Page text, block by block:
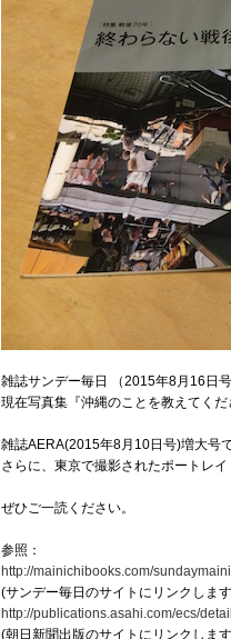
雑誌サンデー毎日 （2015年8月16日
現在写真集『沖縄のことを教えてく
雑誌AERA(2015年8月10日号)増大号
さらに、東京で撮影されたポートレ
ぜひご一読ください。
参照：
http://mainichibooks.com/
(サンデー毎日のサイトにリンクしま
http://publications.asahi.com/ecs/
(朝日新聞出版のサイトにリンクしま